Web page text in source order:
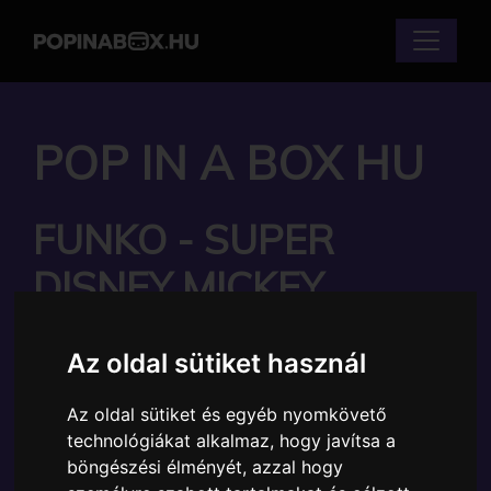
Az oldal sütiket használ
Az oldal sütiket és egyéb nyomkövető
technológiákat alkalmaz, hogy javítsa a
böngészési élményét, azzal hogy
POP IN A BOX HU
FUNKO - SUPER
DISNEY MICKEY
15CM GYŰJTŐI VINYL
KARAKTER
Márka: Funko